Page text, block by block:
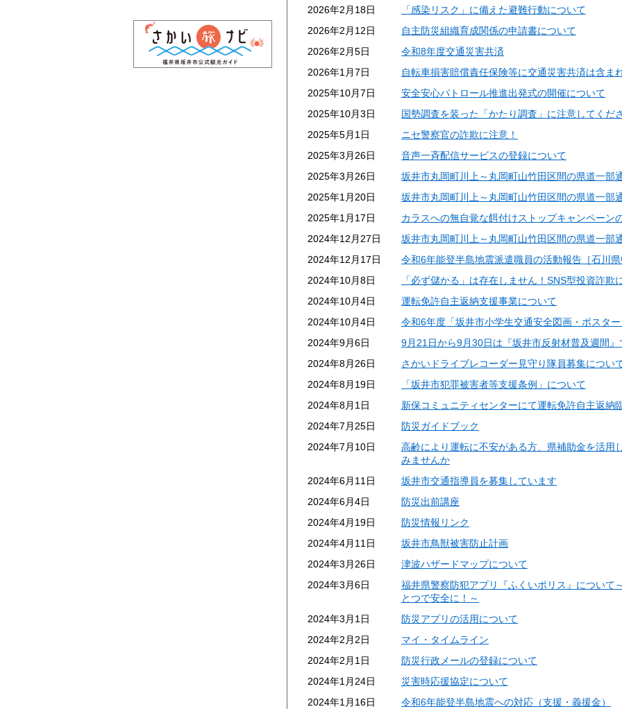
2026年2月18日
「感染リスク」に備えた避難行動について
2026年2月12日
自主防災組織育成関係の申請書について
2026年2月5日
令和8年度交通災害共済
2026年1月7日
自転車損害賠償責任保険等に交通災害共済は含ま
2025年10月7日
安全安心パトロール推進出発式の開催について
2025年10月3日
国勢調査を装った「かたり調査」に注意してくだ
2025年5月1日
ニセ警察官の詐欺に注意！
2025年3月26日
音声一斉配信サービスの登録について
2025年3月26日
坂井市丸岡町川上～丸岡町山竹田区間の県道一部
2025年1月20日
坂井市丸岡町川上～丸岡町山竹田区間の県道一部
2025年1月17日
カラスへの無自覚な餌付けストップキャンペーン
2024年12月27日
坂井市丸岡町川上～丸岡町山竹田区間の県道一部
2024年12月17日
令和6年能登半島地震派遣職員の活動報告［石川
2024年10月8日
「必ず儲かる」は存在しません！SNS型投資詐欺
2024年10月4日
運転免許自主返納支援事業について
2024年10月4日
令和6年度「坂井市小学生交通安全図画・ポスタ
2024年9月6日
9月21日から9月30日は『坂井市反射材普及週間』
2024年8月26日
さかいドライブレコーダー見守り隊員募集につい
2024年8月19日
「坂井市犯罪被害者等支援条例」について
2024年8月1日
新保コミュニティセンターにて運転免許自主返納
2024年7月25日
防災ガイドブック
2024年7月10日
高齢により運転に不安がある方、県補助金を活用
みませんか
2024年6月11日
坂井市交通指導員を募集しています
2024年6月4日
防災出前講座
2024年4月19日
防災情報リンク
2024年4月11日
坂井市鳥獣被害防止計画
2024年3月26日
津波ハザードマップについて
2024年3月6日
福井県警察防犯アプリ『ふくいポリス』について
とつで安全に！～
2024年3月1日
防災アプリの活用について
2024年2月2日
マイ・タイムライン
2024年2月1日
防災行政メールの登録について
2024年1月24日
災害時応援協定について
2024年1月16日
令和6年能登半島地震への対応（支援・義援金）